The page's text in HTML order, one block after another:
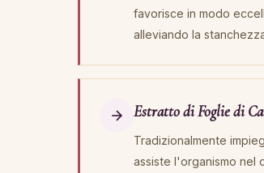
favorisce in modo
alleviando la
Estratto di Foglie di
Tradizionalmente
assiste l'organismo nel